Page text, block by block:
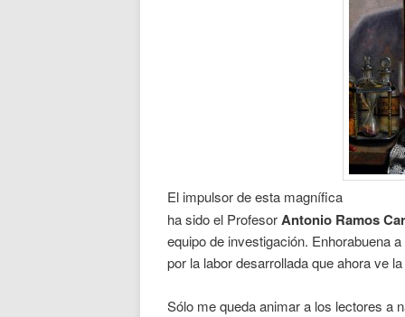
El impulsor de esta magnífica
ha sido el ProfesorAntonio Ramos
equipo de investigación. Enhorabuena
por la labor desarrollada que ahora ve
Sólo me queda animar a los lectores a